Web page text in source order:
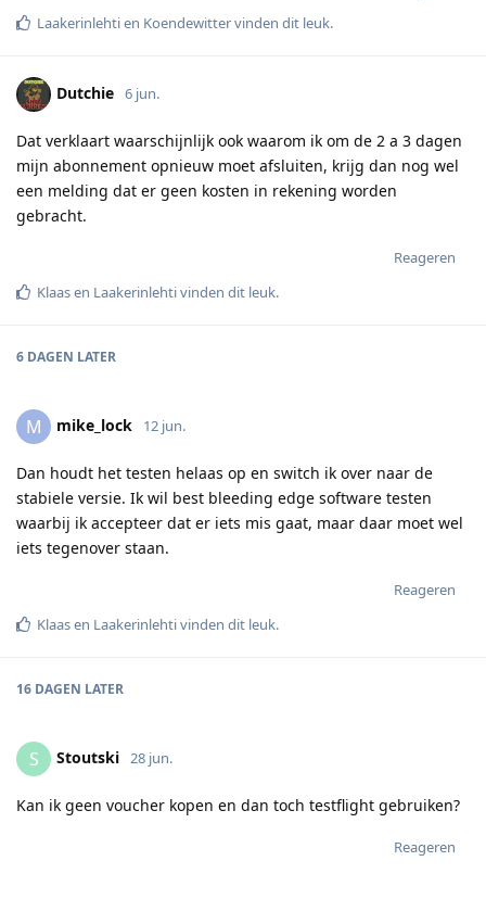
Laakerinlehtien Koendewittervinden dit leuk.
Dutchie 6 jun.
Dat verklaart waarschijnlijk ook waarom ik om de 2 a 3 dagen
mijn abonnement opnieuw moet afsluiten, krijg dan nog wel
een melding dat er geen kosten in rekening worden
gebracht.
Reageren
Klaasen Laakerinlehtivinden dit leuk.
6 DAGEN LATER
M mike_lock 12 jun.
Dan houdt het testen helaas op en switch ik over naar de
stabiele versie. Ik wil best bleeding edge software testen
waarbij ik accepteer dat er iets mis gaat, maar daar moet wel
iets tegenover staan.
Reageren
Klaasen Laakerinlehtivinden dit leuk.
16 DAGEN LATER
S Stoutski 28 jun.
Kan ik geen voucher kopen en dan toch testflight gebruiken?
Reageren